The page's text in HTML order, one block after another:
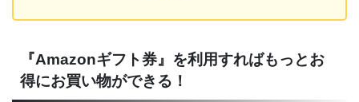
『Amazonギフト券』を利用すればもっとお
得にお買い物ができる！